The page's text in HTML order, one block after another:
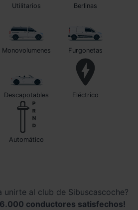
Utilitarios Berlinas
Monovolumenes Furgonetas
Descapotables Eléctrico
automático
unirte al club de Sibuscascoche?
6.000 conductores satisfechos!